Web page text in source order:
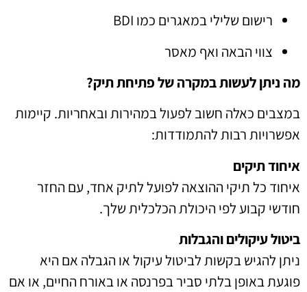
רישום שלילי במאגרים כמו BDI
צווי הבאה ואף מאסר
מה ניתן לעשות במקרה של פתיחת תיק?
במצבים כאלה חשוב לפעול במהירות ובאחריות. קיימות
אפשרויות רבות להתמודדות:
איחוד תיקים
איחוד כל תיקי ההוצאה לפועל לתיק אחד, עם החזר
חודשי קבוע לפי היכולת הכלכלית שלך.
ביטול עיקולים והגבלות
ניתן להגיש בקשות לביטול עיקול או הגבלה אם היא
פוגעת באופן בלתי סביר בפרנסה או באורח החיים, או אם